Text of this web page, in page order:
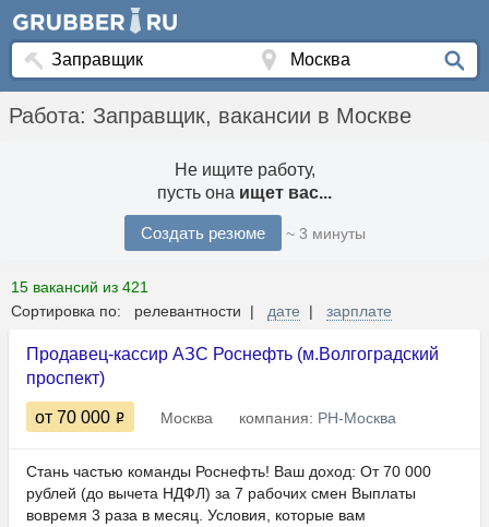
Работа: Заправщик, вакансии в Москве
Не ищите работу,
пусть она ищет вас...
Создать резюме ~ 3 минуты
15 вакансий из 421
Сортировка по: релевантности | дате | зарплате
Продавец-кассир АЗС Роснефть (м.Волгоградский
проспект)
от 70 000 Москва компания: РН-Москва
Стань частью команды Роснефть! Ваш доход: От 70 000
рублей (до вычета НДФЛ) за 7 рабочих смен Выплаты
вовремя 3 раза в месяц. Условия, которые вам